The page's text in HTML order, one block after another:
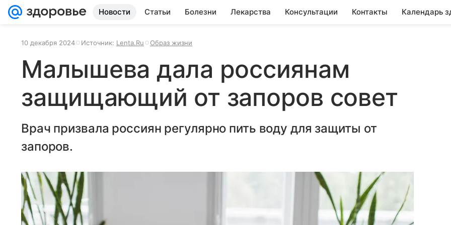
Новости Статьи Болезни Лекарства Консультации Контакты Календарь
10 декабря 2024 Источник: Lenta.Ru Образ жизни
Малышева дала россиянам
защищающий от запоров совет
Врач призвала россиян регулярно пить воду для защиты от
запоров.